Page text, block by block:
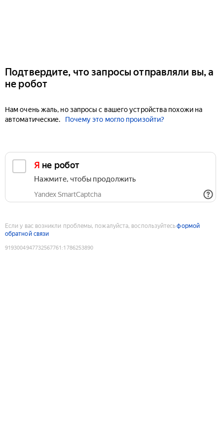
Подтвердите, что запросы отправляли вы, а
не робот
Нам очень жаль, но запросы с вашего устройства похожи на
автоматические.
Почему это могло произойти?
Я не робот
Нажмите, чтобы продолжить
Yandex SmartCaptcha
Если у вас возникли проблемы, пожалуйста, воспользуйтесьформой
обратной связи
9193004947732567761 :1786253890